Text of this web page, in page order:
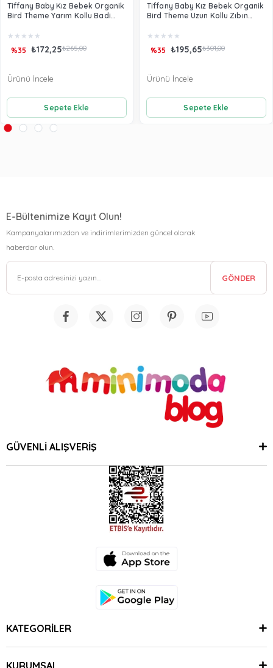
Tiffany Baby Kız Bebek Organik
Bird Theme Yarım Kollu Badi
★ ★ ★ ★ ★
₺172,25₺265,00
%35
Sepete Ekle
Ürünü İncele
Tiffany Baby Kız Bebek Organik
Bird Theme Uzun Kollu Zıbın
★ ★ ★ ★ ★
₺195,65₺301,00
%35
Sepete Ekle
Ürünü İncele
E-Bültenimize Kayıt Olun!
Kampanyalarımızdan ve indirimlerimizden güncel olarak
haberdar olun.
GÖNDER
GÜVENLİ ALIŞVERİŞ
KATEGORİLER
KURUMSAL